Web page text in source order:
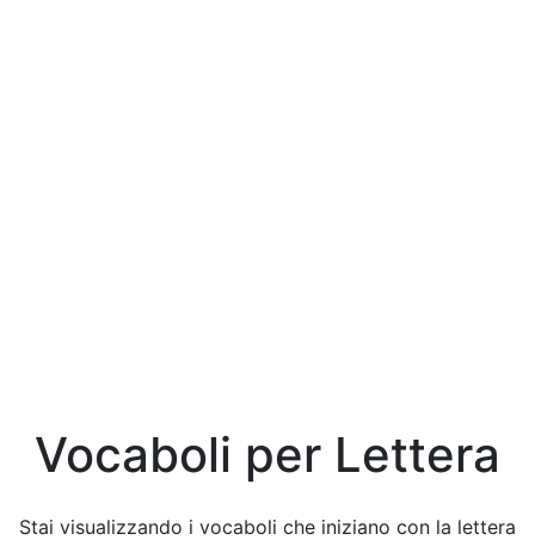
Vocaboli per Lettera
Stai visualizzando i vocaboli che iniziano con la lettera